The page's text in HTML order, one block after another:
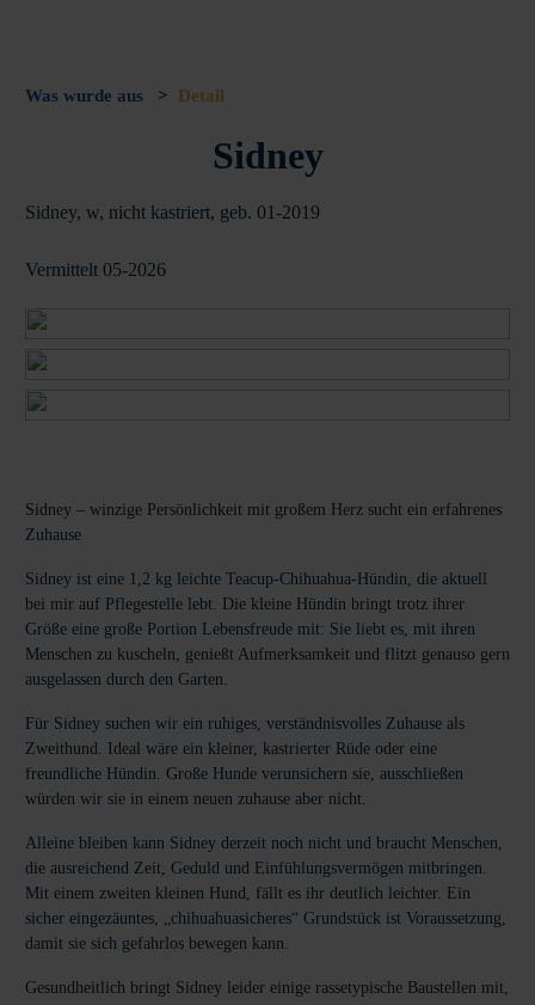
Was wurde aus > Detail
Sidney
Sidney, w, nicht kastriert, geb. 01-2019
Vermittelt 05-2026
Sidney – winzige Persönlichkeit mit großem Herz sucht ein erfahrenes
Zuhause
Sidney ist eine 1,2 kg leichte Teacup-Chihuahua-Hündin, die aktuell
bei mir auf Pflegestelle lebt. Die kleine Hündin bringt trotz ihrer
Größe eine große Portion Lebensfreude mit: Sie liebt es, mit ihren
Menschen zu kuscheln, genießt Aufmerksamkeit und flitzt genauso gern
ausgelassen durch den Garten.
Für Sidney suchen wir ein ruhiges, verständnisvolles Zuhause als
Zweithund. Ideal wäre ein kleiner, kastrierter Rüde oder eine
freundliche Hündin. Große Hunde verunsichern sie, ausschließen
würden wir sie in einem neuen zuhause aber nicht.
Alleine bleiben kann Sidney derzeit noch nicht und braucht Menschen,
die ausreichend Zeit, Geduld und Einfühlungsvermögen mitbringen.
Mit einem zweiten kleinen Hund, fällt es ihr deutlich leichter. Ein
sicher eingezäuntes, „chihuahuasicheres“ Grundstück ist Voraussetzung,
damit sie sich gefahrlos bewegen kann.
Gesundheitlich bringt Sidney leider einige rassetypische Baustellen mit,